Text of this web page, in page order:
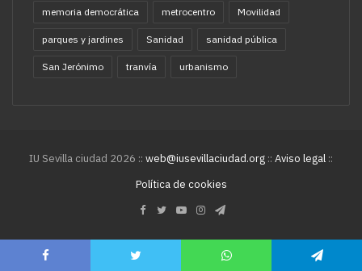
memoria democrática metrocentro Movilidad
parques y jardines Sanidad sanidad pública
San Jerónimo tranvía urbanismo
IU Sevilla ciudad 2026 :: web@iusevillaciudad.org :: Aviso legal ::
Política de cookies
Facebook
TwitterYouTubeInstagram
Telegram